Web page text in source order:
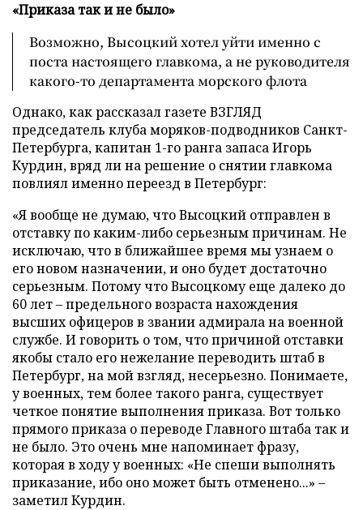
«Приказа так и не было»
Возможно, Высоцкий хотел уйти именно с
поста настоящего главкома, а не руководителя
какого-то департамента морского флота
Однако, как рассказал газете ВЗГЛЯД
председатель клуба моряков-подводников Санкт-
Петербурга, капитан 1-го ранга запаса Игорь
Курдин, вряд ли на решение о снятии главкома
повлиял именно переезд в Петербург:
«Я вообще не думаю, что Высоцкий отправлен в
отставку по каким-либо серьезным причинам. Не
исключаю, что в ближайшее время мы узнаем о
его новом назначении, и оно будет достаточно
серьезным. Потому что Высоцкому еще далеко до
60 лет – предельного возраста нахождения
высших офицеров в звании адмирала на военной
службе. И говорить о том, что причиной отставки
якобы стало его нежелание переводить штаб в
Петербург, на мой взгляд, несерьезно. Понимаете,
у военных, тем более такого ранга, существует
четкое понятие выполнения приказа. Вот только
прямого приказа о переводе Главного штаба так и
не было. Это очень мне напоминает фразу,
которая в ходу у военных: «Не спеши выполнять
приказание, ибо оно может быть отменено...» –
заметил Курдин.